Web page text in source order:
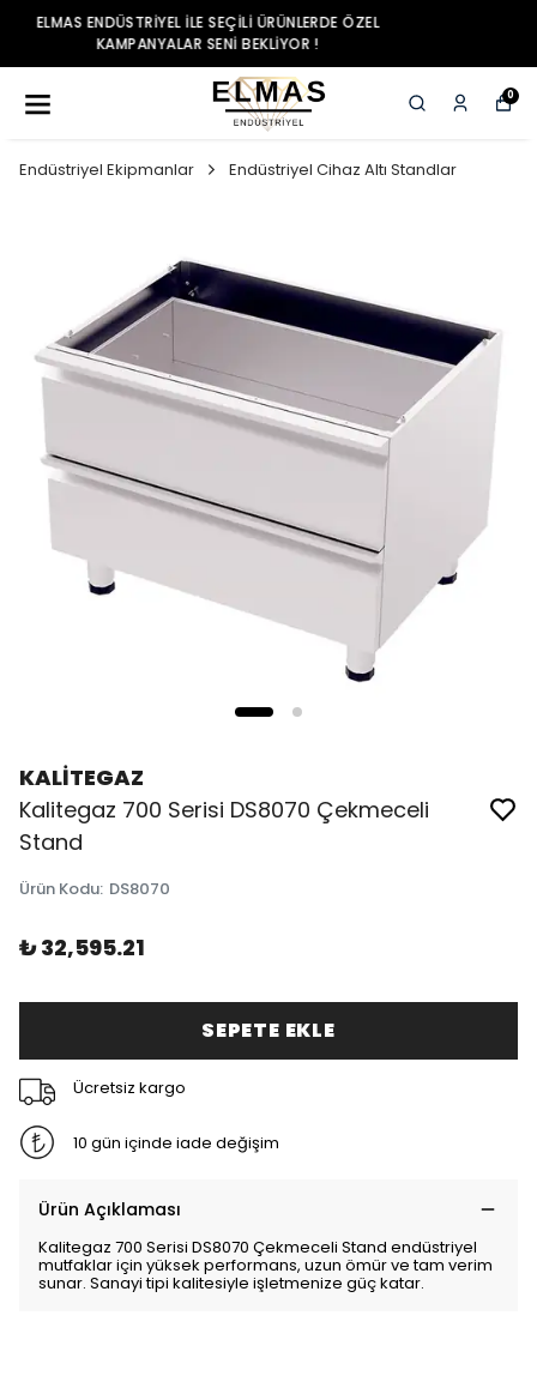
ELMAS ENDÜSTRIYEL ILE SEÇILI ÜRÜNLERDE ÖZEL
KAMPANYALAR SENI BEKLIYOR !
0
Endüstriyel Ekipmanlar Endüstriyel Cihaz Altı Standlar
KALİTEGAZ
Kalitegaz 700 Serisi DS8070 Çekmeceli
Stand
Ürün Kodu: DS8070
₺ 32,595.21
SEPETE EKLE
Ücretsiz kargo
10 gün içinde iade değişim
Ürün Açıklaması
Kalitegaz 700 Serisi DS8070 Çekmeceli Stand endüstriyel
mutfaklar için yüksek performans, uzun ömür ve tam verim
sunar. Sanayi tipi kalitesiyle işletmenize güç katar.